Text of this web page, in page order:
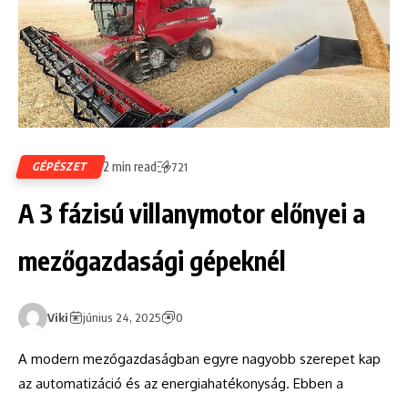
GÉPÉSZET 2 min read 721
A 3 fázisú villanymotor előnyei a
mezőgazdasági gépeknél
Viki június 24, 2025 0
A modern mezőgazdaságban egyre nagyobb szerepet kap
az automatizáció és az energiahatékonyság. Ebben a